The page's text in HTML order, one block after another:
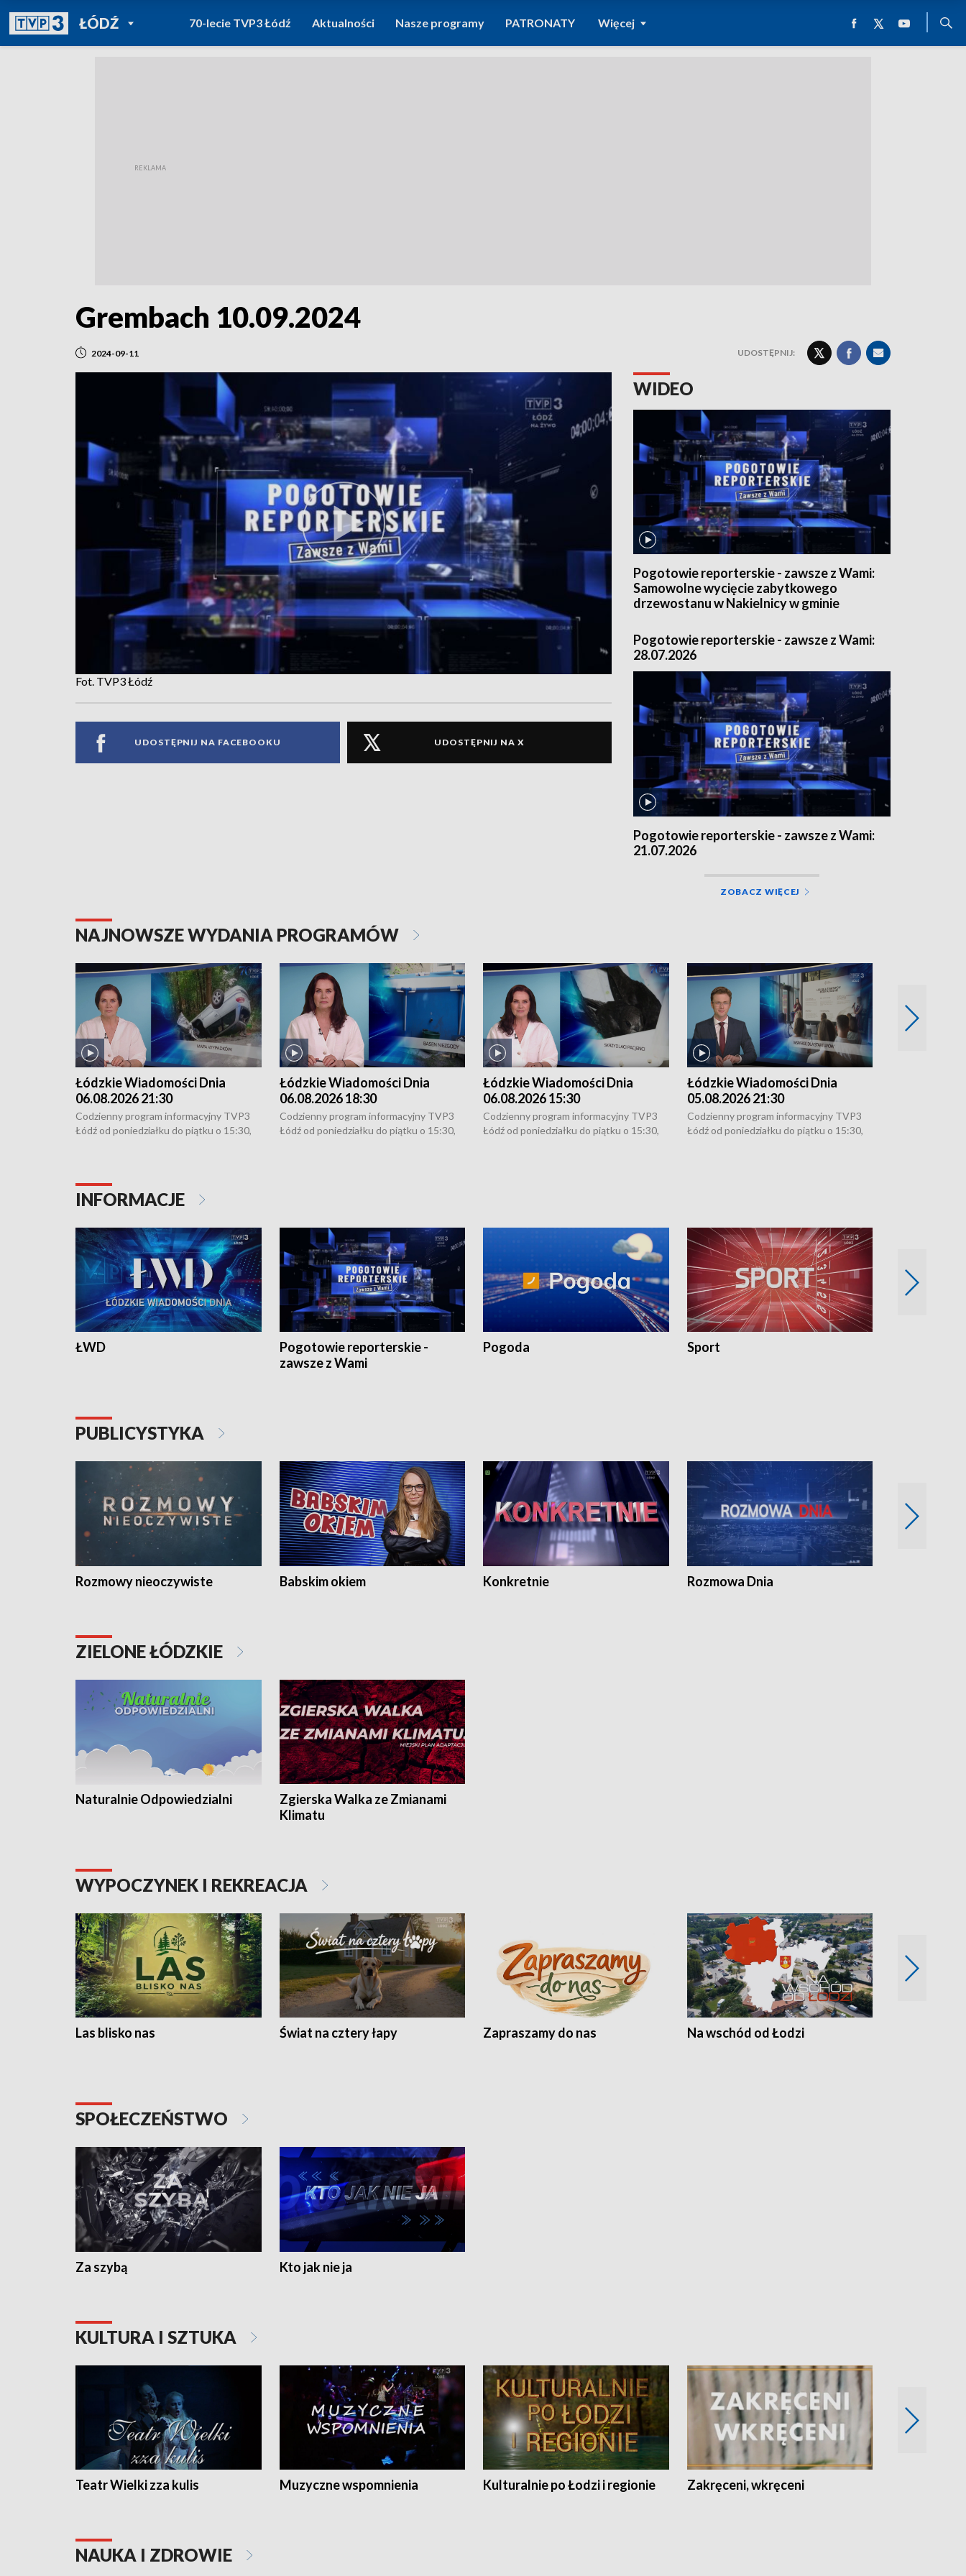
ŁÓDŹPOWRÓT DO
TVP REGIONY
70-lecie TVP3 Łódź Aktualności Nasze programy PATRONATY Więcej
Grembach 10.09.2024
2024-09-11 UDOSTĘPNIJ:
Fot. TVP3 Łódź
UDOSTĘPNIJ NA FACEBOOKU UDOSTĘPNIJ NA X
WIDEO
Pogotowie reporterskie - zawsze z Wami:
Samowolne wycięcie zabytkowego
drzewostanu w Nakielnicy w gminie
Pogotowie reporterskie - zawsze z Wami:
28.07.2026
Pogotowie reporterskie - zawsze z Wami:
21.07.2026
ZOBACZ WIĘCEJ
NAJNOWSZE WYDANIA PROGRAMÓW
Łódzkie Wiadomości Dnia
06.08.2026 21:30
Codzienny program informacyjny TVP3
Łódź od poniedziałku do piątku o 15:30,
Łódzkie Wiadomości Dnia
06.08.2026 18:30
Codzienny program informacyjny TVP3
Łódź od poniedziałku do piątku o 15:30,
Łódzkie Wiadomości Dnia
06.08.2026 15:30
Codzienny program informacyjny TVP3
Łódź od poniedziałku do piątku o 15:30,
Łódzkie Wiadomości Dnia
05.08.2026 21:30
Codzienny program informacyjny TVP3
Łódź od poniedziałku do piątku o 15:30,
INFORMACJE
ŁWD
Pogotowie reporterskie -
zawsze z Wami
Pogoda Sport
PUBLICYSTYKA
Rozmowy nieoczywiste Babskim okiem Konkretnie Rozmowa Dnia
ZIELONE ŁÓDZKIE
Naturalnie Odpowiedzialni
Zgierska Walka ze Zmianami
Klimatu
WYPOCZYNEK I REKREACJA
Las blisko nas Świat na cztery łapy Zapraszamy do nas Na wschód od Łodzi
SPOŁECZEŃSTWO
Za szybą Kto jak nie ja
KULTURA I SZTUKA
Teatr Wielki zza kulis Muzyczne wspomnienia Kulturalnie po Łodzi i regionie Zakręceni, wkręceni
NAUKA I ZDROWIE